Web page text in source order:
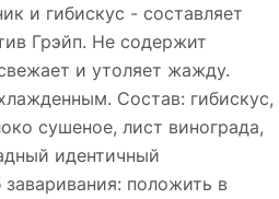
и гибискус - составляет
Грэйп. Не содержит
и утоляет жажду.
Состав: гибискус,
сушеное, лист винограда,
идентичный
положить в